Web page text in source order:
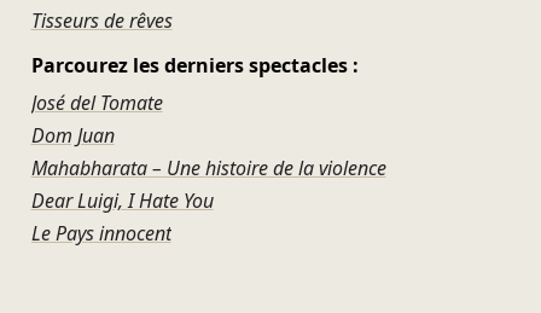
Tisseurs de rêves
Parcourez les derniers spectacles :
José del Tomate
Dom Juan
Mahabharata – Une histoire de la violence
Dear Luigi, I Hate You
Le Pays innocent